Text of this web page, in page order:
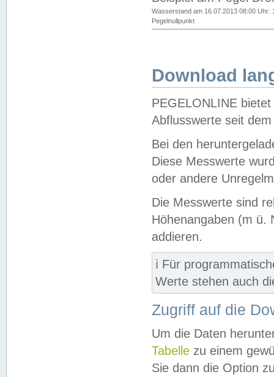
Wasserstand am 16.07.2013 08:00 Uhr:
Pegelnullpunkt
Download
PEGELONLINE
Abflusswerte seit
Bei den
Diese Messwerte
oder andere
Die Messwerte sind
Höhenangaben (m ü.
addieren.
ℹ️ Für
Werte stehen auch
Zugriff auf die
Um die Daten
Tabelle zu einem
Sie dann die Option